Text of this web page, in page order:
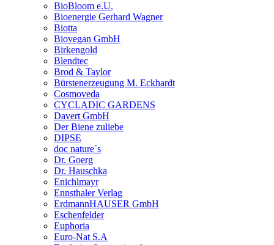
BioBloom e.U.
Bioenergie Gerhard Wagner
Biotta
Biovegan GmbH
Birkengold
Blendtec
Brod & Taylor
Bürstenerzeugung M. Eckhardt
Cosmoveda
CYCLADIC GARDENS
Davert GmbH
Der Biene zuliebe
DIPSE
doc nature´s
Dr. Goerg
Dr. Hauschka
Enichlmayr
Ennsthaler Verlag
ErdmannHAUSER GmbH
Eschenfelder
Euphoria
Euro-Nat S.A